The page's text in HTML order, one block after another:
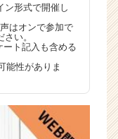
ン形式で開催し
はオンで参加で
い。
ト記入も含める
能性がありま